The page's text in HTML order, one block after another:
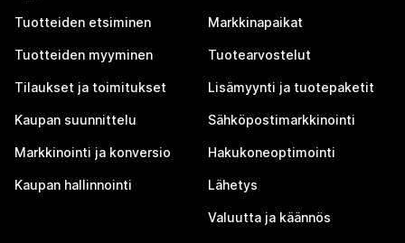
Tuotteiden etsiminen
Tuotteiden myyminen
Tilaukset ja toimitukset
Kaupan suunnittelu
Markkinointi ja konversio
Kaupan hallinnointi
Markkinapaikat
Tuotearvostelut
Lisämyynti ja tuotepaketit
Sähköpostimarkkinointi
Hakukoneoptimointi
Lähetys
Valuutta ja käännös